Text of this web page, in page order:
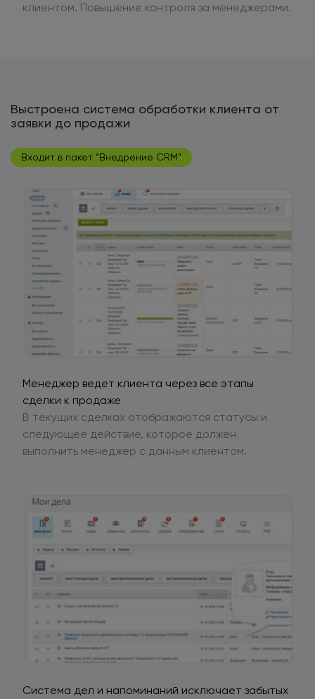
клиентом. Повышение контроля за менеджерами.
Выстроена система обработки клиента от
заявки до продажи
Входит в пакет “Внедрение CRM”
Менеджер ведет клиента через все этапы
сделки к продаже
В текущих сделках отображаются статусы и
следующее действие, которое должен
выполнить менеджер с данным клиентом.
Система дел и напоминаний исключает забытых